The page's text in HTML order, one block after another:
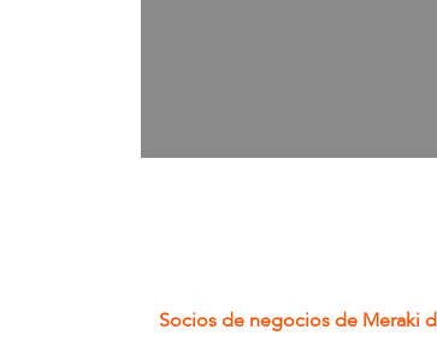
Socios de negocios de Meraki